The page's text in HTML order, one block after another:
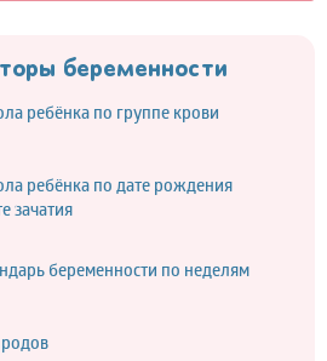
беременности
ребёнка по группе крови
ребёнка по дате рождения
зачатия
беременности по неделям
родов